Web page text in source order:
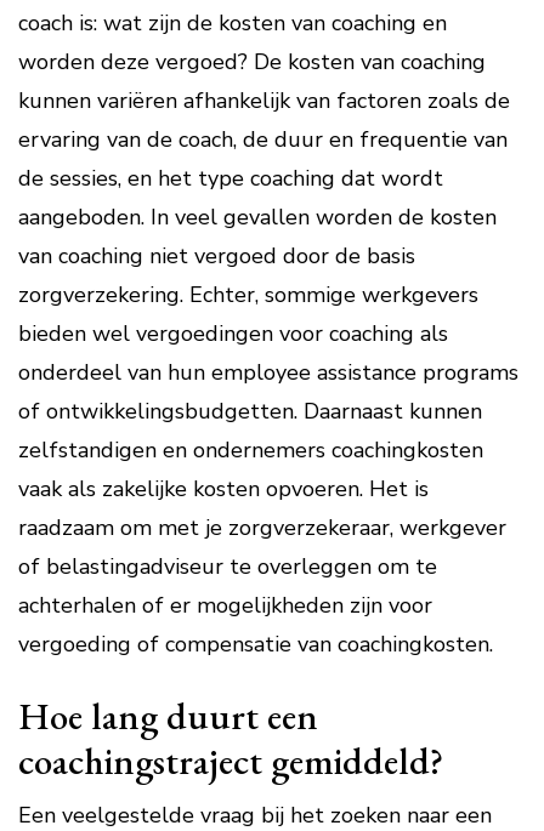
coach is: wat zijn de kosten van coaching en
worden deze vergoed? De kosten van coaching
kunnen variëren afhankelijk van factoren zoals de
ervaring van de coach, de duur en frequentie van
de sessies, en het type coaching dat wordt
aangeboden. In veel gevallen worden de kosten
van coaching niet vergoed door de basis
zorgverzekering. Echter, sommige werkgevers
bieden wel vergoedingen voor coaching als
onderdeel van hun employee assistance programs
of ontwikkelingsbudgetten. Daarnaast kunnen
zelfstandigen en ondernemers coachingkosten
vaak als zakelijke kosten opvoeren. Het is
raadzaam om met je zorgverzekeraar, werkgever
of belastingadviseur te overleggen om te
achterhalen of er mogelijkheden zijn voor
vergoeding of compensatie van coachingkosten.
Hoe lang duurt een
coachingstraject gemiddeld?
Een veelgestelde vraag bij het zoeken naar een